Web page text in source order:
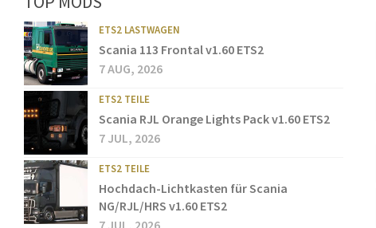
ETS2 LASTWAGEN
Scania 113 Frontal v1.60 ETS2
7 AUG, 2026
ETS2 TEILE
Scania RJL Orange Lights Pack v1.60 ETS2
7 JUL, 2026
ETS2 TEILE
Hochdach-Lichtkasten für Scania
NG/RJL/HRS v1.60 ETS2